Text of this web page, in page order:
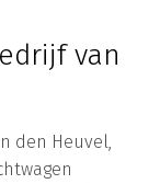
van
den Heuvel,